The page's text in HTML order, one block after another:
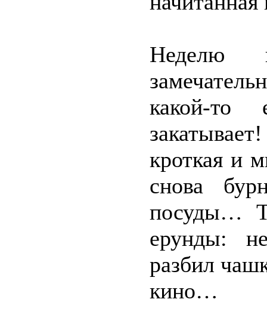
Неделю
какой-то
кроткая и
снова
посуды…
ерунды:
разбил
кино…